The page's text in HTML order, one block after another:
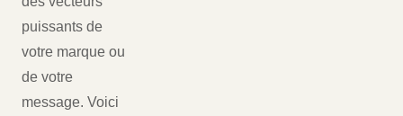
puissants de
votre marque ou
de votre
message. Voici